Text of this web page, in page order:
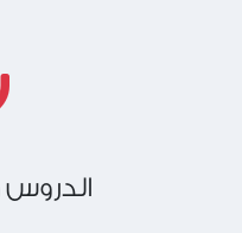
الدروس